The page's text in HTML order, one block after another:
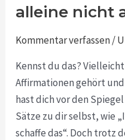
alleine nicht
Kommentar verfassen/
Kennst du das?
Affirmationen gehört
hast dich vor den
Sätze zu dir selbst, wie
schaffe das“. Doch trotz
Warum
diese
positiven
alleine
nicht
ausreichen